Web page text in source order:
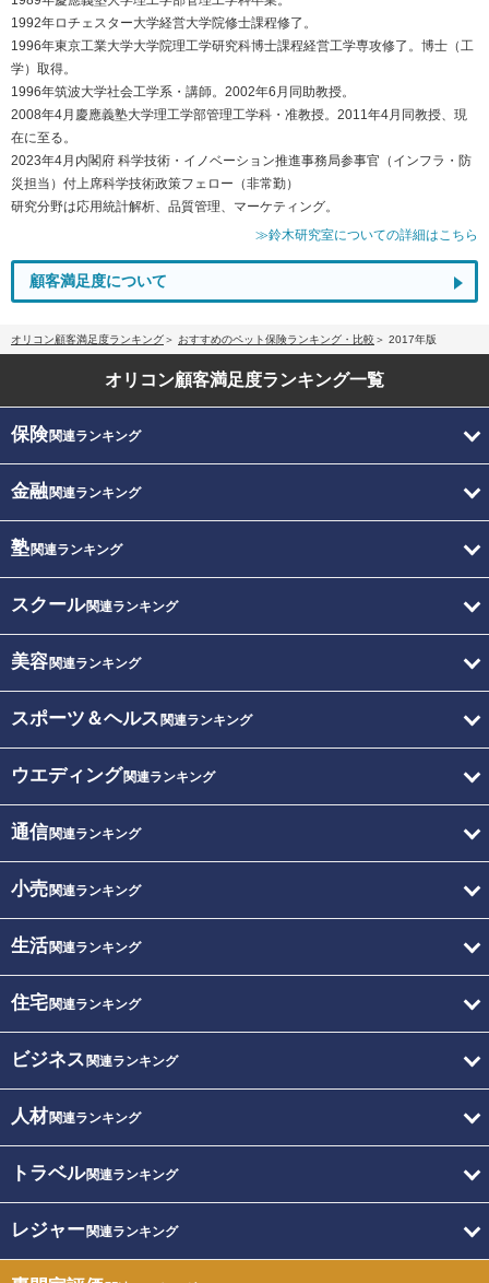
1992年ロチェスター大学経営大学院修士課程修了。
1996年東京工業大学大学院理工学研究科博士課程経営工学専攻修了。博士（工
学）取得。
1996年筑波大学社会工学系・講師。2002年6月同助教授。
2008年4月慶應義塾大学理工学部管理工学科・准教授。2011年4月同教授、現
在に至る。
2023年4月内閣府 科学技術・イノベーション推進事務局参事官（インフラ・防
災担当）付上席科学技術政策フェロー（非常勤）
研究分野は応用統計解析、品質管理、マーケティング。
≫鈴木研究室についての詳細はこちら
顧客満足度について
オリコン顧客満足度ランキング おすすめのペット保険ランキング・比較 2017年版
オリコン顧客満足度ランキング一覧
保険関連ランキング
金融関連ランキング
塾関連ランキング
スクール関連ランキング
美容関連ランキング
スポーツ＆ヘルス 関連ランキング
ウエディング関連ランキング
通信関連ランキング
小売関連ランキング
生活関連ランキング
住宅関連ランキング
ビジネス 関連ランキング
人材関連ランキング
トラベル関連ランキング
レジャー関連ランキング